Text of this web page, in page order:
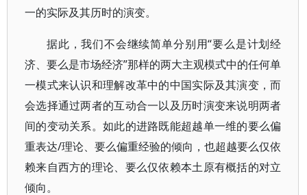
一的实际及其历时的演变。
据此，我们不会继续简单分别用“要么是计划经
济、要么是市场经济”那样的两大主观模式中的任何单
一模式来认识和理解改革中的中国实际及其演变，而
会选择通过两者的互动合一以及历时演变来说明两者
间的变动关系。如此的进路既能超越单一维的要么偏
重表达/理论、要么偏重经验的倾向，也超越要么仅依
赖来自西方的理论、要么仅依赖本土原有概括的对立
倾向。